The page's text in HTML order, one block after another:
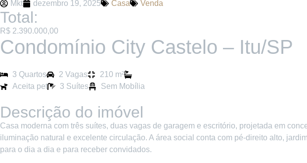
Mkt dezembro 19, 2025 Casa Venda
Total:
R$ 2.390.000,00
Condomínio City Castelo – Itu/SP
3 Quartos 2 Vagas
210 m²
Aceita pet
3 Suítes Sem Mobília
Descrição do imóvel
Casa moderna com três suítes, duas vagas de garagem e escritório, projetada em
iluminação natural e excelente circulação. A área social conta com pé-direito alto,
para o dia a dia e para receber convidados.